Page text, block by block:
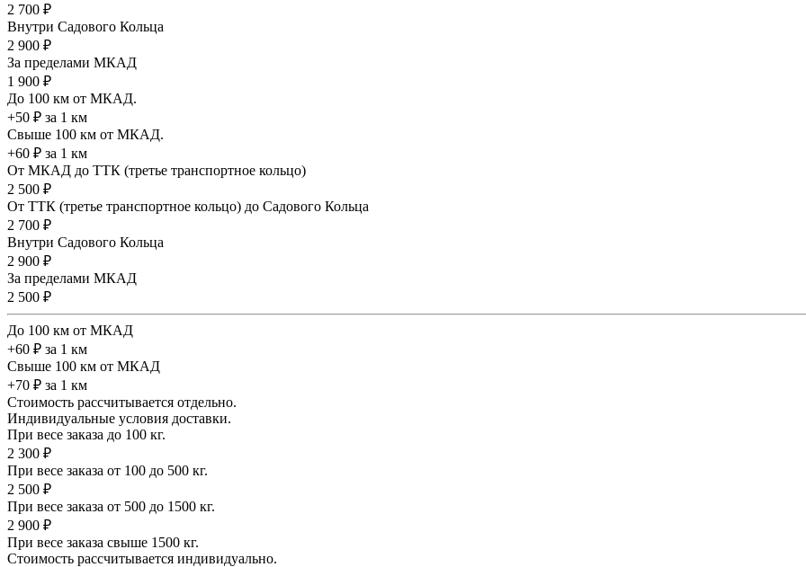
2 700 ₽
Внутри Садового Кольца
2 900 ₽
За пределами МКАД
1 900 ₽
До 100 км от МКАД.
+50 ₽ за 1 км
Свыше 100 км от МКАД.
+60 ₽ за 1 км
От МКАД до ТТК (третье транспортное кольцо)
2 500 ₽
От ТТК (третье транспортное кольцо) до Садового Кольца
2 700 ₽
Внутри Садового Кольца
2 900 ₽
За пределами МКАД
2 500 ₽
До 100 км от МКАД
+60 ₽ за 1 км
Свыше 100 км от МКАД
+70 ₽ за 1 км
Стоимость рассчитывается отдельно.
Индивидуальные условия доставки.
При весе заказа до 100 кг.
2 300 ₽
При весе заказа от 100 до 500 кг.
2 500 ₽
При весе заказа от 500 до 1500 кг.
2 900 ₽
При весе заказа свыше 1500 кг.
Стоимость рассчитывается индивидуально.